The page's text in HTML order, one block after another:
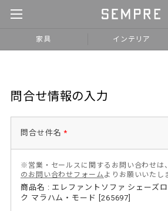
家具 インテリア
問合せ情報の入力
問合せ件名 *
※営業・セールスに関するお問い合わせは、
のお問い合わせフォーム よりお願いいたし
商品名 : エレファントソファ シェーズ
ク マラハム・モード [265697]